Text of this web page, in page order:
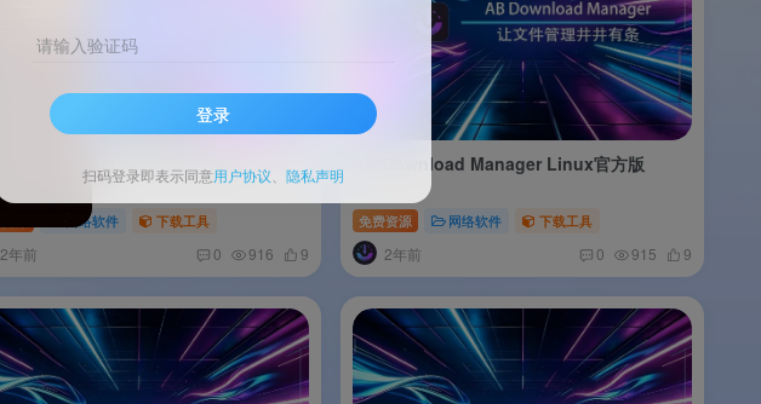
网络软件 下载工具
2年前 0 916 9
AB Download Manager Linux官方版
免费资源 网络软件 下载工具
2年前 0 915 9
请输入验证码
登录
扫码登录即表示同意用户协议 隐私声明